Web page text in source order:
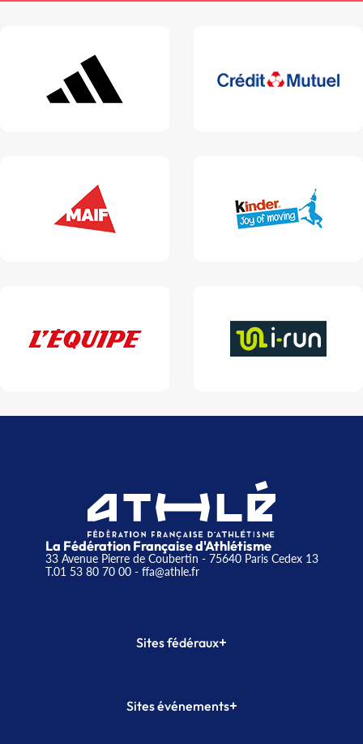
La Fédération Française d'Athlétisme
33 Avenue Pierre de Coubertin - 75640 Paris Cedex 13
T.01 53 80 70 00- ffa@athle.fr
Sites fédéraux+
Plateforme Formation
Sites événements+